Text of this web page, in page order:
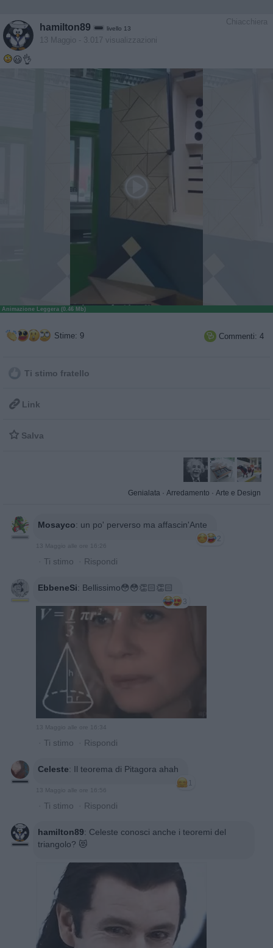
Chiacchiera
hamilton89 livello 13
13 Maggio - 3.017 visualizzazioni
😃👌
Animazione Leggera (0.46 Mb)
Stime: 9  Commenti: 4
Ti stimo fratello
 Link
 Salva
Genialata · Arredamento · Arte e Design
Mosayco: un po' perverso ma affascin'Ante
2
13 Maggio alle ore 16:26
· Ti stimo · Rispondi
EbbeneSi: Bellissimo😳😳👏🏻👏🏻
3
13 Maggio alle ore 16:34
· Ti stimo · Rispondi
Celeste: Il teorema di Pitagora ahah
1
13 Maggio alle ore 16:56
· Ti stimo · Rispondi
hamilton89: Celeste conosci anche i teoremi del
triangolo? 😻